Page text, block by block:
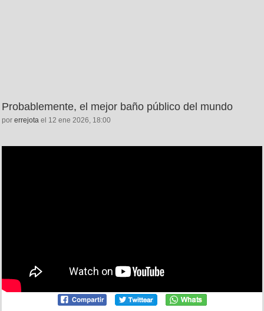
Probablemente, el mejor baño público del mundo
por errejota el 12 ene 2026, 18:00